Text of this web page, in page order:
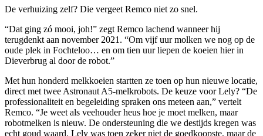
De verhuizing zelf? Die vergeet Remco niet zo snel.
“Dat ging zó mooi, joh!” zegt Remco lachend wanneer hij
terugdenkt aan november 2021. “Om vijf uur molken we nog op de
oude plek in Fochteloo… en om tien uur liepen de koeien hier in
Dieverbrug al door de robot.”
Met hun honderd melkkoeien startten ze toen op hun nieuwe locatie,
direct met twee Astronaut A5-melkrobots. De keuze voor Lely? “De
professionaliteit en begeleiding spraken ons meteen aan,” vertelt
Remco. “Je weet als veehouder heus hoe je moet melken, maar
robotmelken is nieuw. De ondersteuning die we destijds kregen was
echt goud waard. Lely was toen zeker niet de goedkoopste, maar de